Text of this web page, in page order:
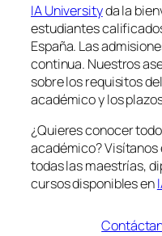
IA Universityda la
estudiantes
España. Las
continua. Nuestros
sobre los requisitos
académico y los
¿Quieres conocer
académico? Visítanos
todas las maestrías,
cursos disponibles en